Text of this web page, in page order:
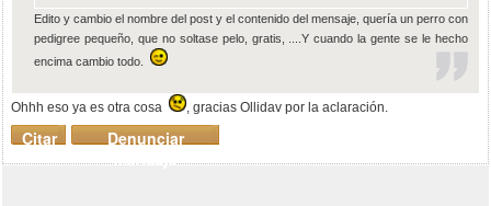
Edito y cambio el nombre del post y el contenido del mensaje, quería un perro con
pedigree pequeño, que no soltase pelo, gratis, ....Y cuando la gente se le hecho
encima cambio todo.
Ohhh eso ya es otra cosa , gracias Ollidav por la aclaración.
Denunciar
mensaje
Citar